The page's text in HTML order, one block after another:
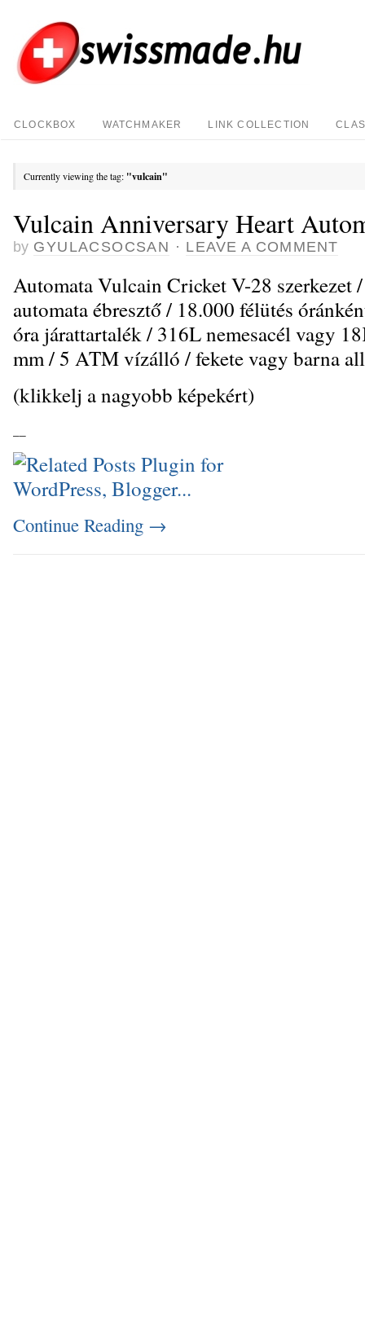
CLOCKBOX WATCHMAKER LINK COLLECTION
Currently viewing the tag: "vulcain"
Vulcain Anniversary Heart
by GYULACSOCSAN · LEAVE A COMMENT
Automata Vulcain Cricket V-28 szerkezet
automata ébresztő / 18.000 félütés
óra járattartalék / 316L nemesacél vagy
mm / 5 ATM vízálló / fekete vagy barna
(klikkelj a nagyobb képekért)
Continue Reading →